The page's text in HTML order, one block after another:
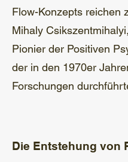
Flow-Konzepts reichen
Mihaly
Pionier der Positiven
der in den 1970er
Forschungen
Die Entstehung von